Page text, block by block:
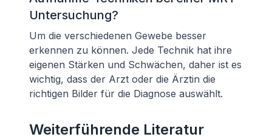
Untersuchung?
Um die verschiedenen Gewebe besser
erkennen zu können. Jede Technik hat ihre
eigenen Stärken und Schwächen, daher ist es
wichtig, dass der Arzt oder die Ärztin die
richtigen Bilder für die Diagnose auswählt.
Weiterführende Literatur